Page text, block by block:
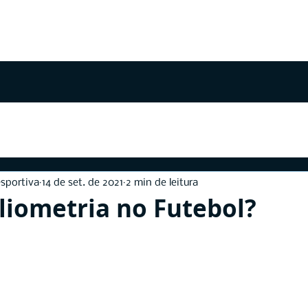
no Futebol?
14 de set. de 2021 2 min de leitura